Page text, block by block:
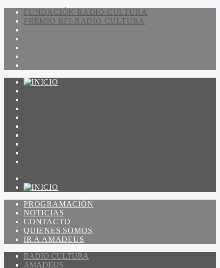
FUNDACIÓN RADIO CULTURA
PREMIO RFI-RADIO CULTURA
PROGRAMACIÓN
NOTICIAS
CONTACTO
QUIENES SOMOS
IR A AMADEUS
RADIO CULTURA
AMADEUS